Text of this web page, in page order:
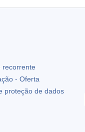
recorrente
- Oferta
proteção de dados